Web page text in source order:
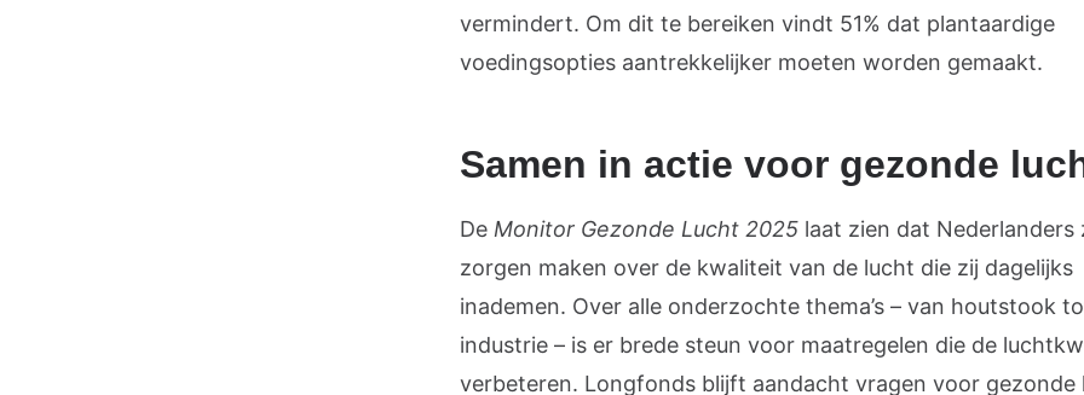
vermindert. Om dit te bereiken vindt 51% dat plantaardige
voedingsopties aantrekkelijker moeten worden gemaakt.
Samen in actie voor gezonde
De Monitor Gezonde Lucht 2025 laat zien dat Nederlanders
zorgen maken over de kwaliteit van de lucht die zij dagelijks
inademen. Over alle onderzochte thema’s – van houtstook
industrie – is er brede steun voor maatregelen die de
verbeteren. Longfonds blijft aandacht vragen voor gezonde